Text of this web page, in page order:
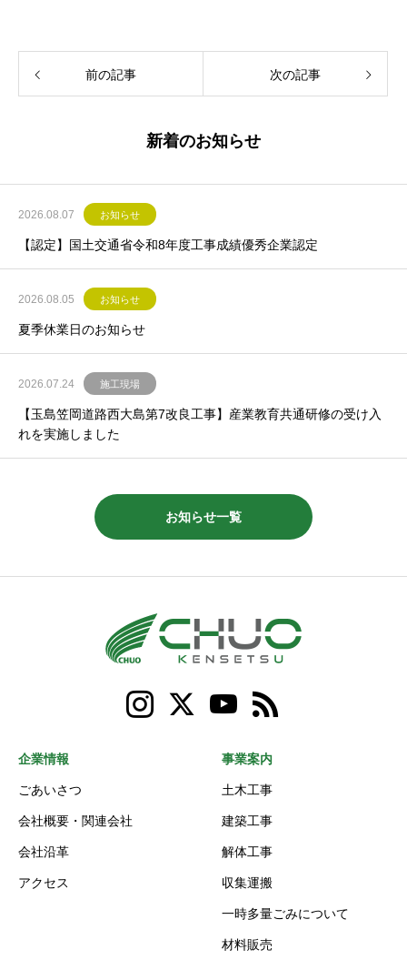
前の記事 次の記事
新着のお知らせ
2026.08.07 お知らせ
【認定】国土交通省令和8年度工事成績優秀企業認定
2026.08.05 お知らせ
夏季休業日のお知らせ
2026.07.24 施工現場
【玉島笠岡道路西大島第7改良工事】産業教育共通研修の受け入
れを実施しました
お知らせ一覧
企業情報
ごあいさつ
会社概要・関連会社
会社沿革
アクセス
事業案内
土木工事
建築工事
解体工事
収集運搬
一時多量ごみについて
材料販売